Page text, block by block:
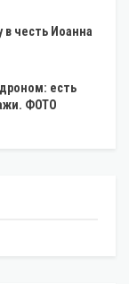
в честь Иоанна
есть
ФОТО